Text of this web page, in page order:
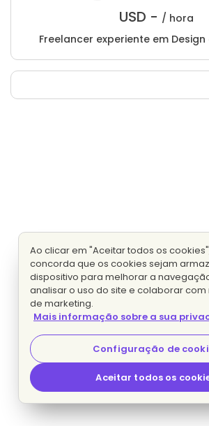
USD - / hora
Freelancer experiente em
Ao clicar em "Aceitar todos os
concorda que os cookies sejam
dispositivo para melhorar a
analisar o uso do site e colaborar com
de marketing.
Mais informação sobre a sua
Configuração de
Aceitar todos os